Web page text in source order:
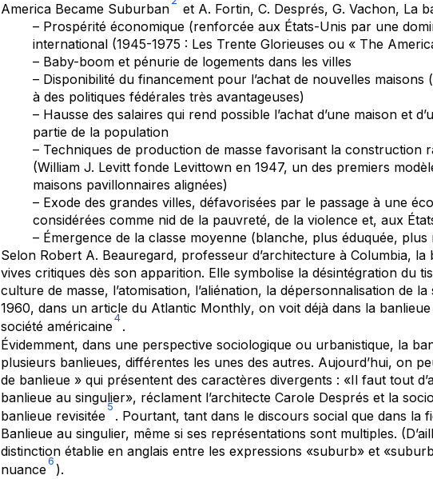
America Became Suburban
et A. Fortin, C. Després, G. Vachon, La
– Prospérité économique (renforcée aux États-Unis par une
international (1945-1975 : Les Trente Glorieuses ou « The
– Baby-boom et pénurie de logements dans les villes
– Disponibilité du financement pour l’achat de nouvelles
à des politiques fédérales très avantageuses)
– Hausse des salaires qui rend possible l’achat d’une maison et
partie de la population
– Techniques de production de masse favorisant la construction
(William J. Levitt fonde Levittown en 1947, un des premiers
maisons pavillonnaires alignées)
– Exode des grandes villes, défavorisées par le passage à une
considérées comme nid de la pauvreté, de la violence et, aux
– Émergence de la classe moyenne (blanche, plus éduquée, plus
Selon Robert A. Beauregard, professeur d’architecture à Columbia, la
vives critiques dès son apparition. Elle symbolise la désintégration du
culture de masse, l’atomisation, l’aliénation, la dépersonnalisation de
1960, dans un article du Atlantic Monthly, on voit déjà dans la
société américaine
4
.
Évidemment, dans une perspective sociologique ou urbanistique, la
plusieurs banlieues, différentes les unes des autres. Aujourd’hui, on
de banlieue » qui présentent des caractères divergents : «Il faut tout
banlieue au singulier», réclament l’architecte Carole Després et la
banlieue revisitée
5
. Pourtant, tant dans le discours social que dans la
Banlieue au singulier, même si ses représentations sont multiples.
distinction établie en anglais entre les expressions «suburb» et
nuance
6
).